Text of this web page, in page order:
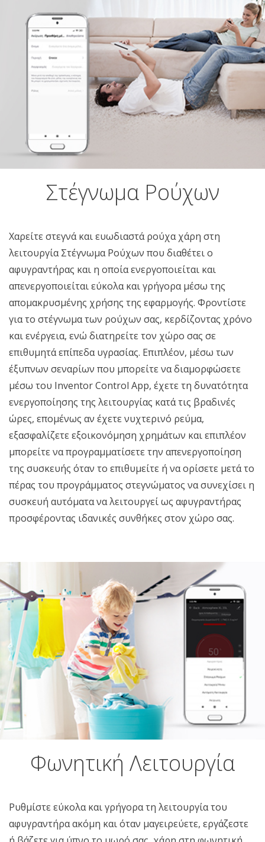
Στέγνωμα Ρούχων
Χαρείτε στεγνά και ευωδιαστά ρούχα χάρη στη
λειτουργία Στέγνωμα Ρούχων που διαθέτει ο
αφυγραντήρας και η οποία ενεργοποιείται και
απενεργοποιείται εύκολα και γρήγορα μέσω της
απομακρυσμένης χρήσης της εφαρμογής. Φροντίστε
για το στέγνωμα των ρούχων σας, κερδίζοντας χρόνο
και ενέργεια, ενώ διατηρείτε τον χώρο σας σε
επιθυμητά επίπεδα υγρασίας. Επιπλέον, μέσω των
έξυπνων σεναρίων που μπορείτε να διαμορφώσετε
μέσω του Inventor Control App, έχετε τη δυνατότητα
ενεργοποίησης της λειτουργίας κατά τις βραδινές
ώρες, επομένως αν έχετε νυχτερινό ρεύμα,
εξασφαλίζετε εξοικονόμηση χρημάτων και επιπλέον
μπορείτε να προγραμματίσετε την απενεργοποίηση
της συσκευής όταν το επιθυμείτε ή να ορίσετε μετά το
πέρας του προγράμματος στεγνώματος να συνεχίσει η
συσκευή αυτόματα να λειτουργεί ως αφυγραντήρας
προσφέροντας ιδανικές συνθήκες στον χώρο σας.
Φωνητική Λειτουργία
Ρυθμίστε εύκολα και γρήγορα τη λειτουργία του
αφυγραντήρα ακόμη και όταν μαγειρεύετε, εργάζεστε